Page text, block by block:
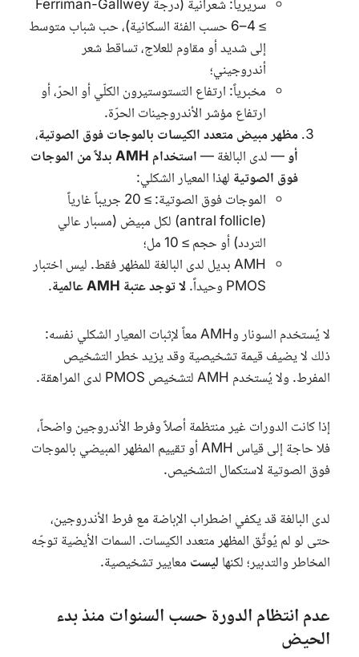
سريرياً: شعرانية (درجة Ferriman-Gallwey
≥ 4–6 حسب الفئة السكانية)، حب شباب متوسط
إلى شديد أو مقاوم للعلاج، تساقط شعر
أندروجيني؛
مخبرياً: ارتفاع التستوستيرون الكلّي أو الحرّ، أو
ارتفاع مؤشر الأندروجينات الحرّة.
مظهر مبيض متعدد الكيسات بالموجات فوق الصوتية،
أو— لدى البالغة —
استخدام AMH بدلاً من الموجات
فوق الصوتية لهذا المعيار الشكلي:
الموجات فوق الصوتية: ≥ 20 جريباً غارياً
(antral follicle) لكل مبيض (مسبار عالي
التردد) أو حجم ≥ 10 مل؛
AMHبديل لدى البالغة للمظهر فقط. ليس اختبار
PMOS وحيداً.لا توجد عتبة AMH عالمية .
لا يُستخدم السونار وAMHمعاً لإثبات المعيار الشكلي نفسه:
ذلك لا يضيف قيمة تشخيصية وقد يزيد خطر التشخيص
المفرط. ولا يُستخدم AMHلتشخيص PMOS لدى المراهقة.
إذا كانت الدورات غير منتظمة أصلاً وفرط الأندروجين واضحاً،
فلا حاجة إلى قياس AMH أو تقييم المظهر المبيضي بالموجات
فوق الصوتية لاستكمال التشخيص.
لدى البالغة قد يكفي اضطراب الإباضة مع فرط الأندروجين،
حتى لو لم يُوثَّق المظهر متعدد الكيسات. السمات الأيضية توجّه
المخاطر والتدبير؛ لكنها ليست معايير تشخيصية.
عدم انتظام الدورة حسب السنوات منذ بدء
الحيض